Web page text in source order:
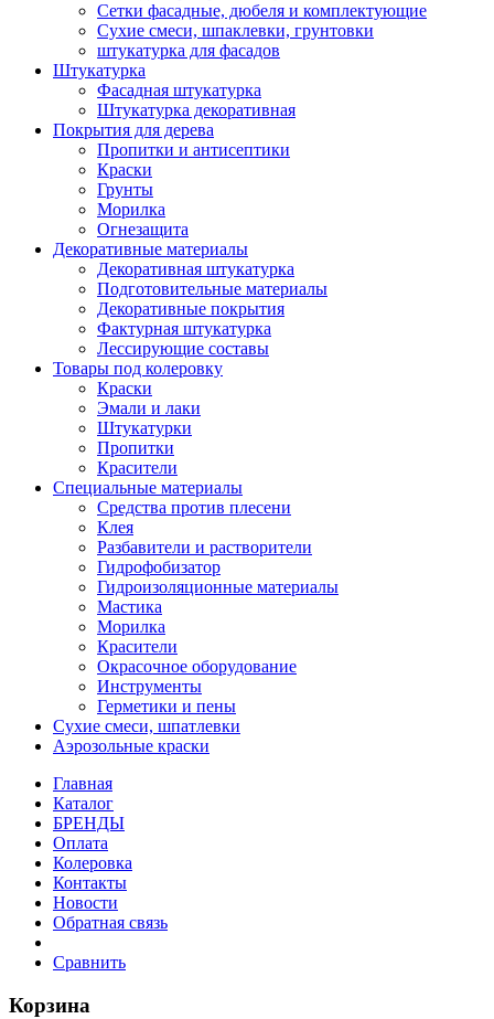
Сетки фасадные, дюбеля и комплектующие
Сухие смеси, шпаклевки, грунтовки
штукатурка для фасадов
Штукатурка
Фасадная штукатурка
Штукатурка декоративная
Покрытия для дерева
Пропитки и антисептики
Краски
Грунты
Морилка
Огнезащита
Декоративные материалы
Декоративная штукатурка
Подготовительные материалы
Декоративные покрытия
Фактурная штукатурка
Лессирующие составы
Товары под колеровку
Краски
Эмали и лаки
Штукатурки
Пропитки
Красители
Специальные материалы
Средства против плесени
Клея
Разбавители и растворители
Гидрофобизатор
Гидроизоляционные материалы
Мастика
Морилка
Красители
Окрасочное оборудование
Инструменты
Герметики и пены
Сухие смеси, шпатлевки
Аэрозольные краски
Главная
Каталог
БРЕНДЫ
Оплата
Колеровка
Контакты
Новости
Обратная связь
Сравнить
Корзина